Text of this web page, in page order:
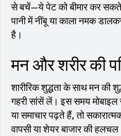
से बचें—ये पेट को बीमार कर सकते
पानी में नींबू या काला नमक
है।
मन और शरीर की
शारीरिक शुद्धता के साथ मन की
गहरी सांसें लें। इस समय
या समाचार पढ़ते हैं, तो
वापसी या शेयर बाजार की